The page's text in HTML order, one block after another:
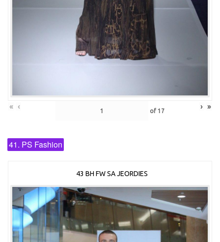
« ‹ of 17 › »
41. PS Fashion
43 BH FW SA JEORDIES